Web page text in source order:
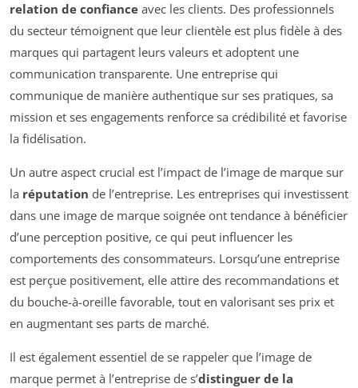
relation de confiance avec les clients. Des professionnels
du secteur témoignent que leur clientèle est plus fidèle à des
marques qui partagent leurs valeurs et adoptent une
communication transparente. Une entreprise qui
communique de manière authentique sur ses pratiques, sa
mission et ses engagements renforce sa crédibilité et favorise
la fidélisation.
Un autre aspect crucial est l’impact de l’image de marque sur
la réputation de l’entreprise. Les entreprises qui investissent
dans une image de marque soignée ont tendance à bénéficier
d’une perception positive, ce qui peut influencer les
comportements des consommateurs. Lorsqu’une entreprise
est perçue positivement, elle attire des recommandations et
du bouche-à-oreille favorable, tout en valorisant ses prix et
en augmentant ses parts de marché.
Il est également essentiel de se rappeler que l’image de
marque permet à l’entreprise de s’distinguer de la